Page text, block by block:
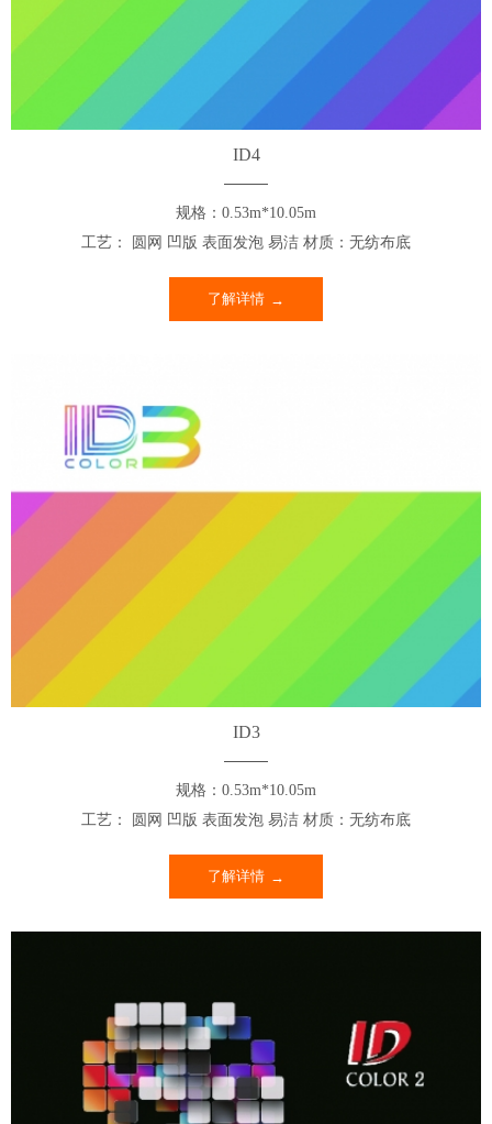
ID4
规格：0.53m*10.05m
工艺： 圆网 凹版 表面发泡 易洁 材质：无纺布底
了解详情
ID3
规格：0.53m*10.05m
工艺： 圆网 凹版 表面发泡 易洁 材质：无纺布底
了解详情